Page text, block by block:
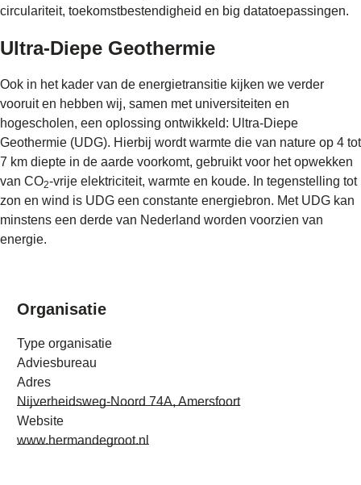
circulariteit, toekomstbestendigheid en big datatoepassingen.
Ultra-Diepe Geothermie
Ook in het kader van de energietransitie kijken we verder
vooruit en hebben wij, samen met universiteiten en
hogescholen, een oplossing ontwikkeld: Ultra-Diepe
Geothermie (UDG). Hierbij wordt warmte die van nature op 4 tot
7 km diepte in de aarde voorkomt, gebruikt voor het opwekken
van CO2-vrije elektriciteit, warmte en koude. In tegenstelling tot
zon en wind is UDG een constante energiebron. Met UDG kan
minstens een derde van Nederland worden voorzien van
energie.
Organisatie
Type organisatie
Adviesbureau
Adres
Nijverheidsweg-Noord 74A, Amersfoort
Website
www.hermandegroot.nl